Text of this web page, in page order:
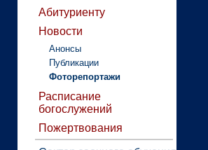
Абитуриенту
Новости
Анонсы
Публикации
Фоторепортажи
Расписание
богослужений
Пожертвования